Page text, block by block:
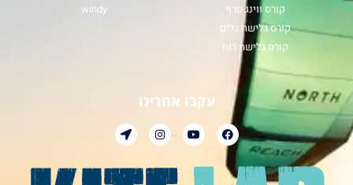
קורס ווינג סרף
קורס גלישת גלים
קורס גלישת רוח
windy
עקבו אחרינו